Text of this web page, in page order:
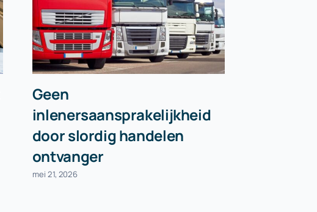
Geen
inlenersaansprakelijkheid
door slordig handelen
ontvanger
mei 21, 2026